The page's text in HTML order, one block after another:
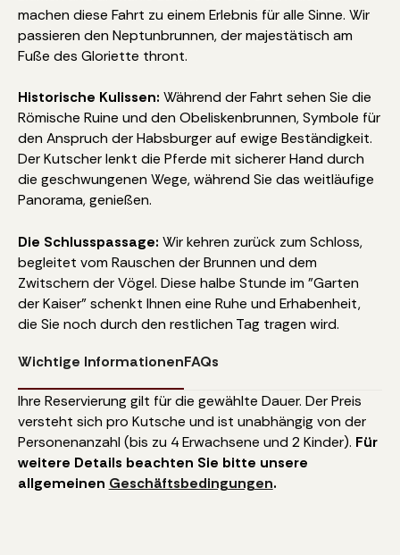
machen diese Fahrt zu einem Erlebnis für alle Sinne. Wir
passieren den Neptunbrunnen, der majestätisch am
Fuße des Gloriette thront.
Historische Kulissen: Während der Fahrt sehen Sie die
Römische Ruine und den Obeliskenbrunnen, Symbole für
den Anspruch der Habsburger auf ewige Beständigkeit.
Der Kutscher lenkt die Pferde mit sicherer Hand durch
die geschwungenen Wege, während Sie das weitläufige
Panorama, genießen.
Die Schlusspassage: Wir kehren zurück zum Schloss,
begleitet vom Rauschen der Brunnen und dem
Zwitschern der Vögel. Diese halbe Stunde im "Garten
der Kaiser" schenkt Ihnen eine Ruhe und Erhabenheit,
die Sie noch durch den restlichen Tag tragen wird.
Wichtige InformationenFAQs
Ihre Reservierung gilt für die gewählte Dauer. Der Preis
versteht sich pro Kutsche und ist unabhängig von der
Personenanzahl (bis zu 4 Erwachsene und 2 Kinder). Für
weitere Details beachten Sie bitte unsere
allgemeinen Geschäftsbedingungen.